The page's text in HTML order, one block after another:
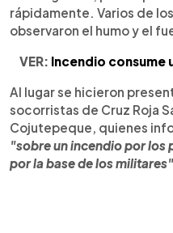
rápidamente. Varios de
observaron el humo y el
VER: Incendio consume
Al lugar se hicieron
socorristas de Cruz Roja
Cojutepeque, quienes
"sobre un incendio por los
por la base de los militares"